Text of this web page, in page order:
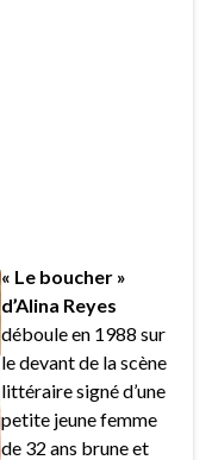
« Le boucher »
d’Alina Reyes
déboule en 1988 sur
le devant de la scène
littéraire signé d’une
petite jeune femme
de 32 ans brune et